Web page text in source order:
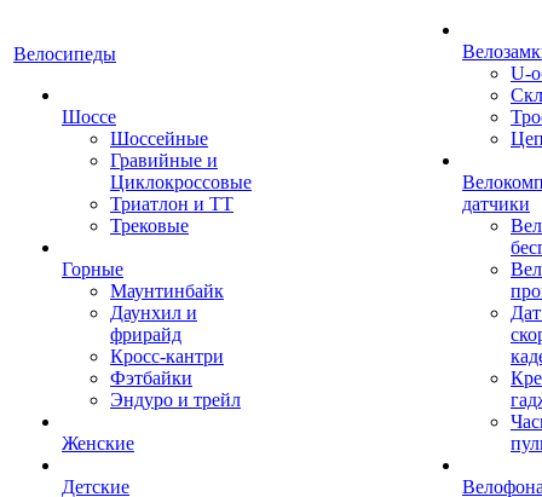
Велосипеды
Шоссе
Шоссейные
Гравийные и
Циклокроссовые
Триатлон и ТТ
Трековые
Горные
Маунтинбайк
Даунхил и
фрирайд
Кросс-кантри
Фэтбайки
Эндуро и трейл
Женские
Детские
U-
датчики